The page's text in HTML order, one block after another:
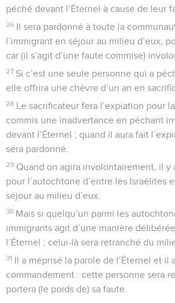
péché devant l’Éternel à cause de leur
26 Il sera pardonné à toute la
l’immigrant en séjour au milieu d’eux,
car (il s’agit d’une faute commise)
27 Si c’est une seule personne qui a
elle offrira une chèvre d’un an en
28 Le sacrificateur fera l’expiation pour
commis une inadvertance en péchant
devant l’Éternel ; quand il aura fait
sera pardonné.
29 Quand on agira involontairement, il y
pour l’autochtone d’entre les Israélites
séjour au milieu d’eux.
30 Mais si quelqu’un parmi les
immigrants agit d’une manière
l’Éternel ; celui-là sera retranché du
31 Il a méprisé la parole de l’Éternel et il
commandement : cette personne sera
portera (le poids de) sa faute.